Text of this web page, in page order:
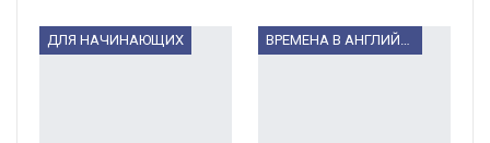
ДЛЯ НАЧИНАЮЩИХ ВРЕМЕНА В АНГЛИЙСКОМ ЯЗЫКЕ